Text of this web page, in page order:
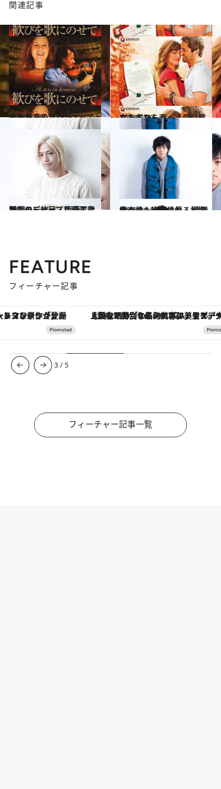
関連記事
2011.8.20
愛と音楽の喜びがすべてを救う
カルチャー 2011.8.20
亡き夫から妻へ。愛に溢れたギフト
カルチャー
2011.11.4
話題の二枚目・斎藤工は かなりディープな映画青年
カルチャー 2011.9.18
今、最も注目される 戦隊ヒーロー出身俳優・松坂桃李
カルチャー
FEATURE
フィーチャー記事
【銀座で出合う最旬美容】美髪ケアや上質な眠り…セルフケアのアップデートから、特別な名入れギフトまで。大人のための「ReFa GINZA」クルーズ
3 / 5
フィーチャー記事一覧